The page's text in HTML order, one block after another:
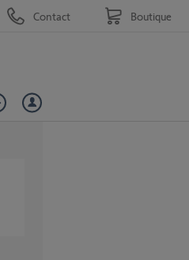
Contact Boutique